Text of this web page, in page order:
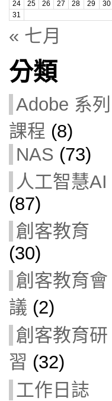
24
25 26 27 28 29
30
31
« 七月
分類
Adobe 系列
課程 (8)
NAS (73)
人工智慧AI
(87)
創客教育
(30)
創客教育會
議 (2)
創客教育研
習 (32)
工作日誌